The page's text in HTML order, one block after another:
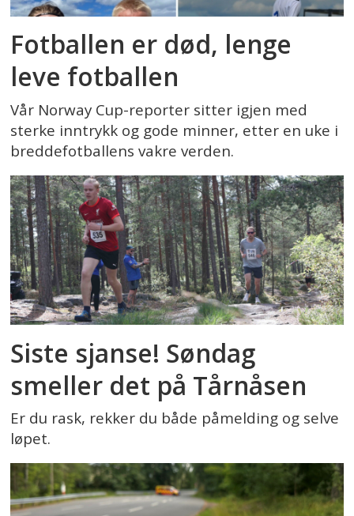
Fotballen er død, lenge
leve fotballen
Vår Norway Cup-reporter sitter igjen med
sterke inntrykk og gode minner, etter en uke i
breddefotballens vakre verden.
Siste sjanse! Søndag
smeller det på Tårnåsen
Er du rask, rekker du både påmelding og selve
løpet.